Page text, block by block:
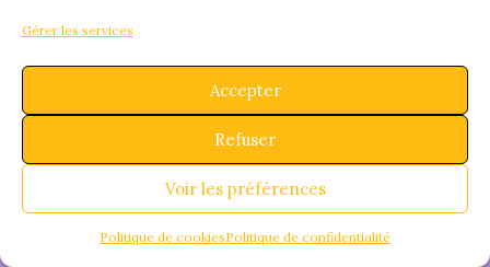
Gérer les services
Accepter
Refuser
Voir les préférences
Politique de cookiesPolitique de confidentialité